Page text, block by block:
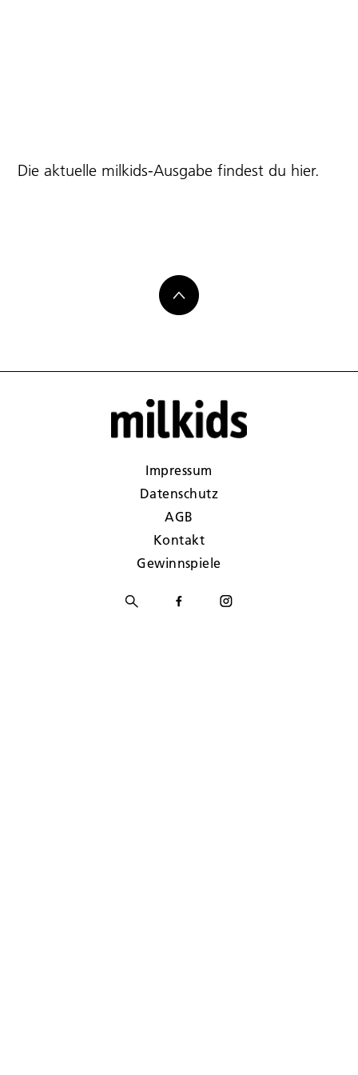
Die aktuelle milkids-Ausgabe findest du hier.
Impressum
Datenschutz
AGB
Kontakt
Gewinnspiele